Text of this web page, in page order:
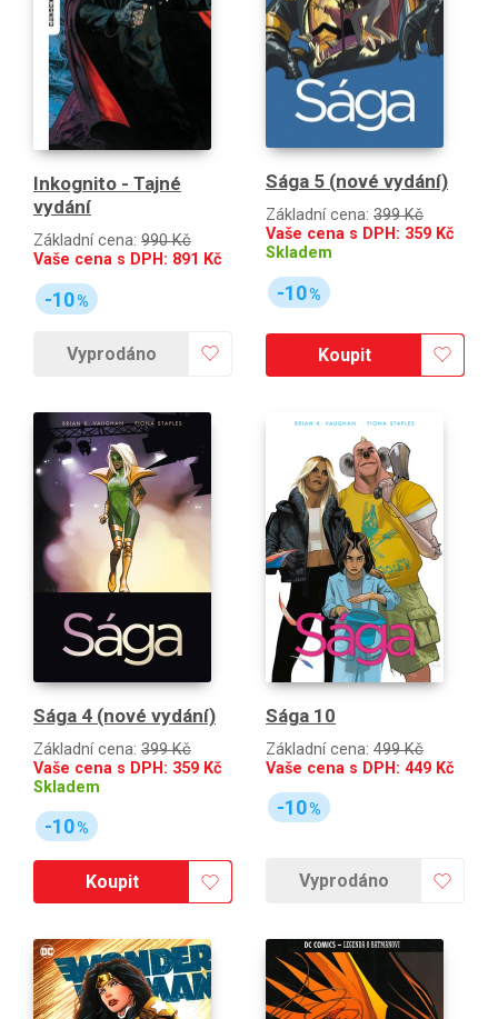
Inkognito - Tajné
vydání
Základní cena: 990 Kč
Vaše cena s DPH: 891 Kč
-10%
Vyprodáno
Sága 5 (nové vydání)
Základní cena: 399 Kč
Vaše cena s DPH: 359 Kč
Skladem
-10%
Koupit
Sága 4 (nové vydání)
Základní cena: 399 Kč
Vaše cena s DPH: 359 Kč
Skladem
-10%
Koupit
Sága 10
Základní cena: 499 Kč
Vaše cena s DPH: 449 Kč
-10%
Vyprodáno